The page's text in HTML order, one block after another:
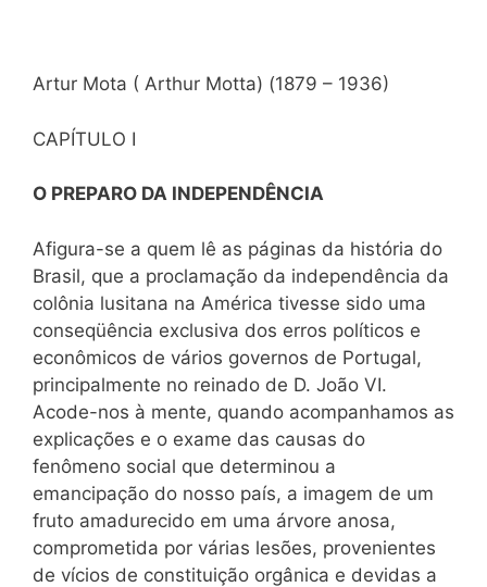
Artur Mota ( Arthur Motta) (1879 – 1936)
CAPÍTULO I
O PREPARO DA INDEPENDÊNCIA
Afigura-se a quem lê as páginas da história do
Brasil, que a proclamação da independência da
colônia lusitana na América tivesse sido uma
conseqüência exclusiva dos erros políticos e
econômicos de vários governos de Portugal,
principalmente no reinado de D. João VI.
Acode-nos à mente, quando acompanhamos as
explicações e o exame das causas do
fenômeno social que determinou a
emancipação do nosso país, a imagem de um
fruto amadurecido em uma árvore anosa,
comprometida por várias lesões, provenientes
de vícios de constituição orgânica e devidas a